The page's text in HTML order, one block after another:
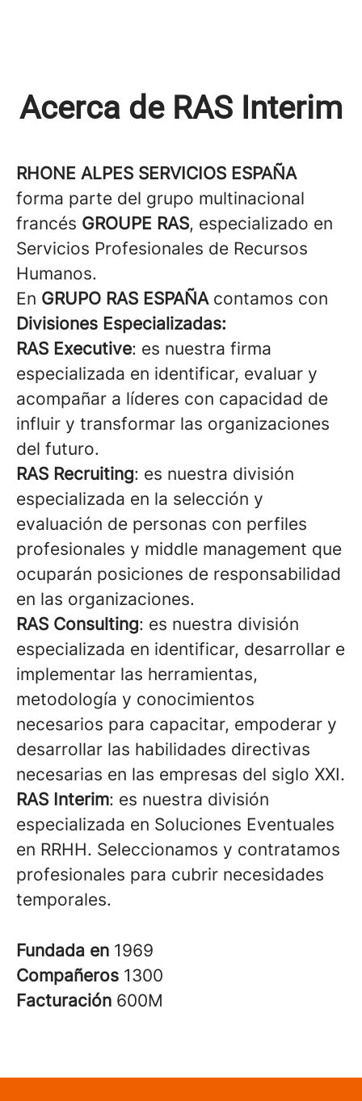
Acerca de RAS Interim
RHONE ALPES SERVICIOS ESPAÑA
forma parte del grupo multinacional
francés GROUPE RAS, especializado en
Servicios Profesionales de Recursos
Humanos.
En GRUPO RAS ESPAÑAcontamos con
Divisiones Especializadas:
RAS Executive: es nuestra firma
especializada en identificar, evaluar y
acompañar a líderes con capacidad de
influir y transformar las organizaciones
del futuro.
RAS Recruiting: es nuestra división
especializada en la selección y
evaluación de personas con perfiles
profesionales y middle management que
ocuparán posiciones de responsabilidad
en las organizaciones.
RAS Consulting: es nuestra división
especializada en identificar, desarrollar e
implementar las herramientas,
metodología y conocimientos
necesarios para capacitar, empoderar y
desarrollar las habilidades directivas
necesarias en las empresas del siglo XXI.
RAS Interim: es nuestra división
especializada en Soluciones Eventuales
en RRHH. Seleccionamos y contratamos
profesionales para cubrir necesidades
temporales.
Fundada en 1969
Compañeros 1300
Facturación 600M